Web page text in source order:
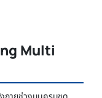
Multi